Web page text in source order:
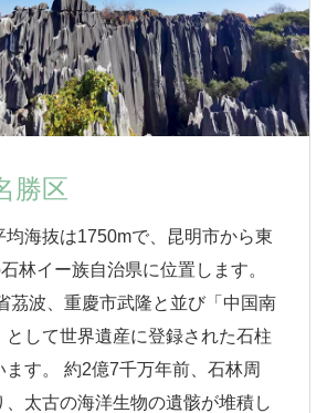
勝区
均海抜は1750mで、昆明市から東
林イー族自治県に位置します。
茘波、重慶市武隆と並び「中国南
として世界遺産に登録された石柱
す。 約2億7千万年前、石林周
、太古の海洋生物の遺骸が堆積し